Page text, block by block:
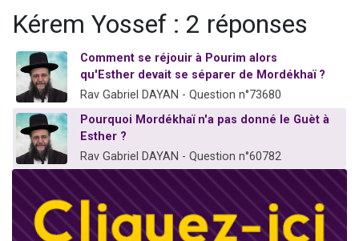
Il reste 49 places pour étudier en groupe sur Zoom
12 nouvelles musiques dans Torah-Box Music
2 personnes viennent de nous rejoindre sur WhatsApp
Kérem Yossef : 2 réponses
Comment se réjouir à Pourim alors
qu'Esther devait se séparer de Mordékhaï ?
Rav Gabriel DAYAN - Question n°73680
Pourquoi Mordékhaï n'a pas donné le Guèt à
Esther ?
Rav Gabriel DAYAN - Question n°60782